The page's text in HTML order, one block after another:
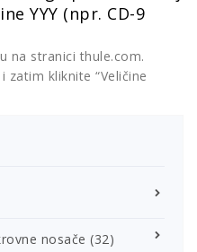
YYY (npr. CD-9
na stranici thule.com.
zatim kliknite “Veličine
nosače (32)